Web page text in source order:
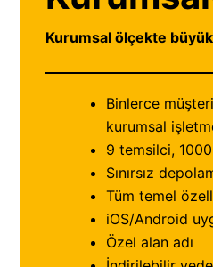
Kurumsal ölçekte
Binlerce
kurumsal
9 temsilci,
Sınırsız
Tüm temel
iOS/Android
Özel alan adı